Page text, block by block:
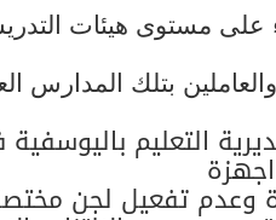
على مستوى هيئات
بتلك المدارس
التعليم
وعدم تفعيل لجن